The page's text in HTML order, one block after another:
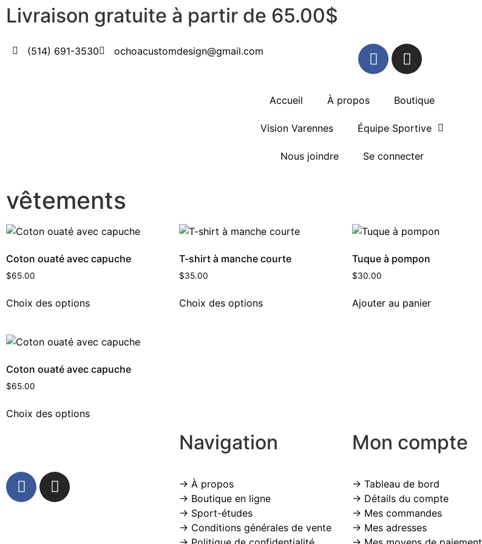
Livraison gratuite à partir de 65.00$
(514) 691-3530 ochoacustomdesign@gmail.com
Accueil À propos Boutique
Vision Varennes Équipe Sportive
Nous joindre Se connecter
vêtements
Coton ouaté avec capuche
$65.00
Choix des options
T-shirt à manche courte
$35.00
Choix des options
Tuque à pompon
$30.00
Ajouter au panier
Coton ouaté avec capuche
$65.00
Choix des options
Navigation
→ À propos
→ Boutique en ligne
→ Sport-études
→ Conditions générales de vente
Mon compte
→ Tableau de bord
→ Détails du compte
→ Mes commandes
→ Mes adresses